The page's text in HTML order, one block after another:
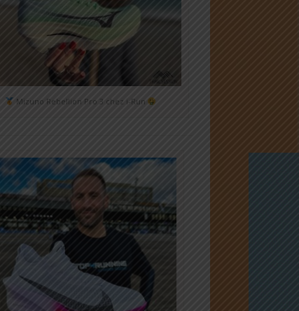
Mizuno Rebellion Pro 3 chez i-Run